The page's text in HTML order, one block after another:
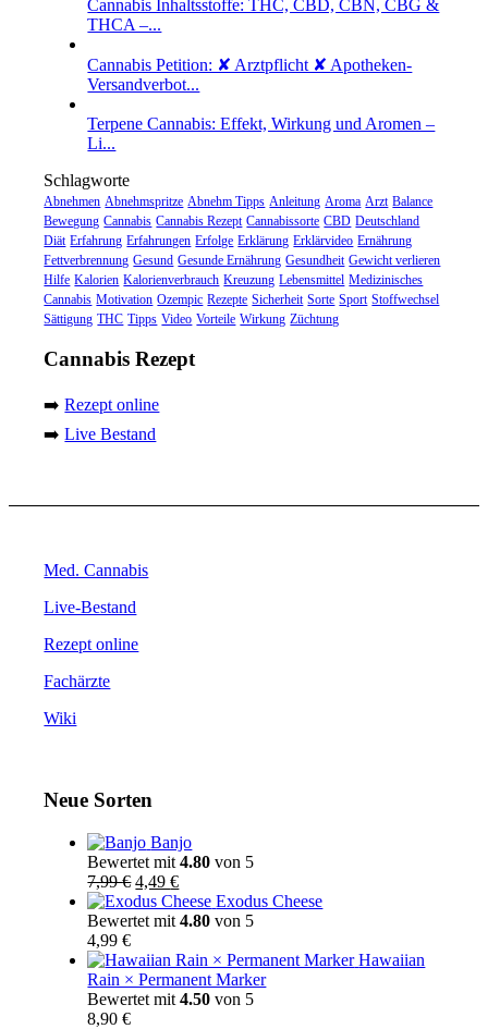
Cannabis Inhaltsstoffe: THC, CBD, CBN, CBG &
THCA –...
Cannabis Petition: ✘ Arztpflicht ✘ Apotheken-
Versandverbot...
Terpene Cannabis: Effekt, Wirkung und Aromen –
Li...
Schlagworte
Abnehmen Abnehmspritze Abnehm Tipps Anleitung Aroma Arzt Balance
Bewegung Cannabis Cannabis Rezept Cannabissorte CBD Deutschland
Diät Erfahrung Erfahrungen Erfolge Erklärung Erklärvideo Ernährung
Fettverbrennung Gesund Gesunde Ernährung Gesundheit Gewicht verlieren
Hilfe Kalorien Kalorienverbrauch Kreuzung Lebensmittel Medizinisches
Cannabis Motivation Ozempic Rezepte Sicherheit Sorte Sport Stoffwechsel
Sättigung THC Tipps Video Vorteile Wirkung Züchtung
Cannabis Rezept
➡️Rezept online
➡️Live Bestand
Med. Cannabis
Live-Bestand
Rezept online
Fachärzte
Wiki
Neue Sorten
Banjo
Bewertet mit4.80 von 5
7,99€ Ursprünglicher
Preis
war:
4,49€Aktueller
Preis
ist:
Exodus Cheese
Bewertet mit4.80 von 5
4,99€
Hawaiian
Rain × Permanent Marker
Bewertet mit4.50 von 5
8,90€